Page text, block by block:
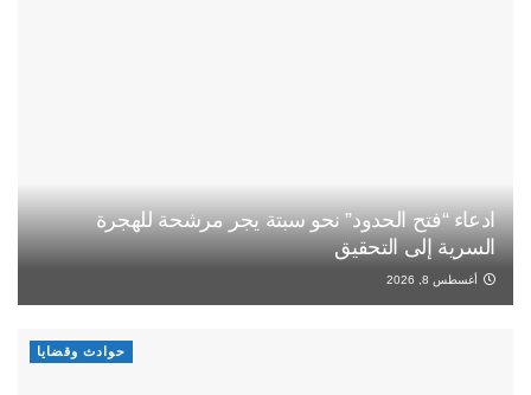
ادعاء “فتح الحدود” نحو سبتة يجر مرشحة للهجرة
السرية إلى التحقيق
أغسطس 8, 2026
حوادث وقضايا